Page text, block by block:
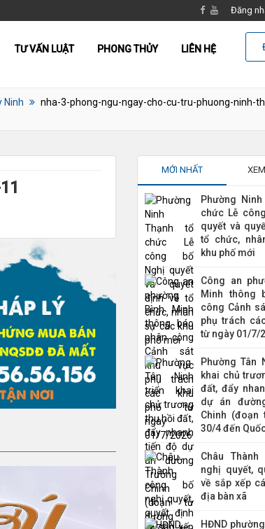
Đăng
TƯ VẤN LUẬT PHONG THỦY LIÊN HỆ
Ninh
nha-3-phong-ngu-ngay-cho-cu-tru-phuong-ninh-
MỚI NHẤT
Phường
chức Lễ
quyết và
tổ chức,
khu phố mới
Công an
Minh thông
công Cảnh
phụ trách
từ ngày 01/7/
Phường Tân
khai chủ
đất, đẩy
dự án
Chinh (đoạn
30/4 đến
Châu
nghị quyết,
về sắp xếp
địa bàn xã
HĐND